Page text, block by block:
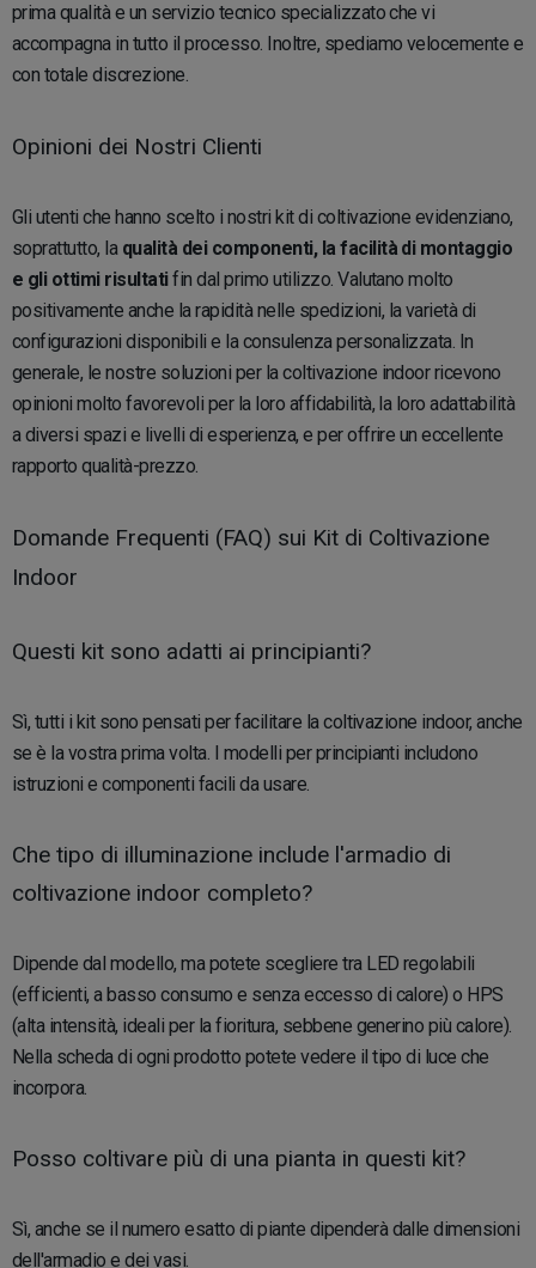
prima qualità e un servizio tecnico specializzato che vi
accompagna in tutto il processo. Inoltre, spediamo velocemente e
con totale discrezione.
Opinioni dei Nostri Clienti
Gli utenti che hanno scelto i nostri kit di coltivazione evidenziano,
soprattutto, la qualità dei componenti, la facilità di montaggio
e gli ottimi risultatifin dal primo utilizzo. Valutano molto
positivamente anche la rapidità nelle spedizioni, la varietà di
configurazioni disponibili e la consulenza personalizzata. In
generale, le nostre soluzioni per la coltivazione indoor ricevono
opinioni molto favorevoli per la loro affidabilità, la loro adattabilità
a diversi spazi e livelli di esperienza, e per offrire un eccellente
rapporto qualità-prezzo.
Domande Frequenti (FAQ) sui Kit di Coltivazione
Indoor
Questi kit sono adatti ai principianti?
Sì, tutti i kit sono pensati per facilitare la coltivazione indoor, anche
se è la vostra prima volta. I modelli per principianti includono
istruzioni e componenti facili da usare.
Che tipo di illuminazione include l'armadio di
coltivazione indoor completo?
Dipende dal modello, ma potete scegliere tra LED regolabili
(efficienti, a basso consumo e senza eccesso di calore) o HPS
(alta intensità, ideali per la fioritura, sebbene generino più calore).
Nella scheda di ogni prodotto potete vedere il tipo di luce che
incorpora.
Posso coltivare più di una pianta in questi kit?
Sì, anche se il numero esatto di piante dipenderà dalle dimensioni
dell'armadio e dei vasi.